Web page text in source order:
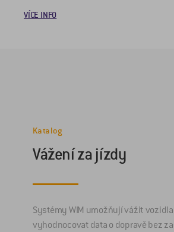
VÍCE INFO
Katalog
Vážení za jízdy
Systémy WIM umožňují vážit
vyhodnocovat data o dopravě bez